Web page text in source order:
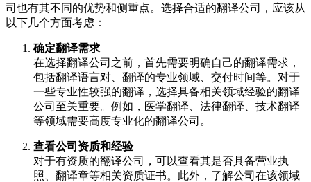
司也有其不同的优势和侧重点。选择合适的翻译公司，应该从
以下几个方面考虑：
确定翻译需求
在选择翻译公司之前，首先需要明确自己的翻译需求，
包括翻译语言对、翻译的专业领域、交付时间等。对于
一些专业性较强的翻译，选择具备相关领域经验的翻译
公司至关重要。例如，医学翻译、法律翻译、技术翻译
等领域需要高度专业化的翻译公司。
查看公司资质和经验
对于有资质的翻译公司，可以查看其是否具备营业执
照、翻译章等相关资质证书。此外，了解公司在该领域